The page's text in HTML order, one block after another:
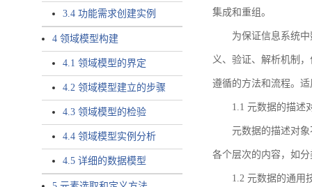
3.4 功能需求创建实例
4 领域模型构建
4.1 领域模型的界定
4.2 领域模型建立的步骤
4.3 领域模型的检验
4.4 领域模型实例分析
4.5 详细的数据模型
集成和重组。
为保证信息系统
义、验证、解析机制
遵循的方法和流程。
1.1 元数据的描述
元数据的描述对
各个层次的内容，如
1.2 元数据的通用